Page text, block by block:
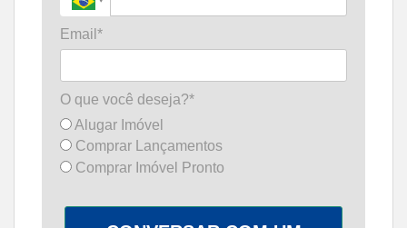
Email*
O que você deseja?*
Alugar Imóvel
Comprar Lançamentos
Comprar Imóvel Pronto